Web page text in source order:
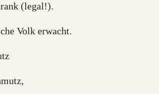
(legal!).
Volk erwacht.